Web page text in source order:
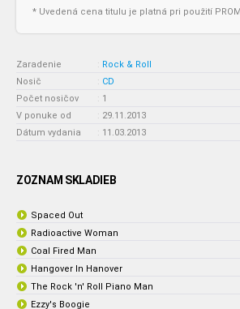
* Uvedená cena titulu je platná pri použití
Zaradenie : Rock & Roll
Nosič
: CD
Počet nosičov
: 1
V ponuke od
: 29.11.2013
Dátum vydania
: 11.03.2013
ZOZNAM SKLADIEB
Spaced Out
Radioactive Woman
Coal Fired Man
Hangover In Hanover
The Rock 'n' Roll Piano Man
Ezzy's Boogie